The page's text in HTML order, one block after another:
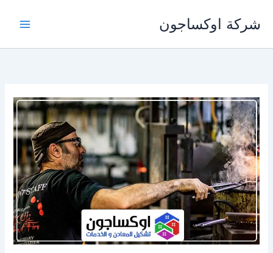
المحتوى
شركة اوكساجون